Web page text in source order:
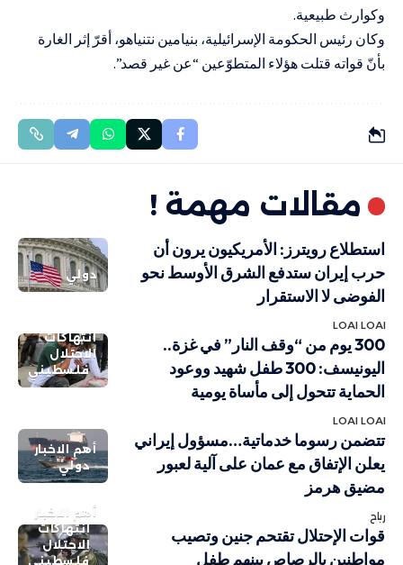
وكوارث طبيعية.
وكان رئيس الحكومة الإسرائيلية، بنيامين نتنياهو، أقرّ إثر الغارة
بأنّ قواته قتلت هؤلاء المتطوّعين “عن غير قصد”.
مقالات مهمة !
دولي
استطلاع رويترز: الأمريكيون يرون أن
حرب إيران ستدفع الشرق الأوسط نحو
الفوضى لا الاستقرار
LOAI LOAI
انتهاكات
الاحتلال
فلسطيني
300 يوم من “وقف النار” في غزة..
اليونيسف: 300 طفل شهيد ووعود
الحماية تتحول إلى مأساة يومية
LOAI LOAI
أهم الاخبار
دولي
تتضمن رسوما خدماتية…مسؤول إيراني
يعلن الإتفاق مع عمان على آلية لعبور
مضيق هرمز
رباح
أهم الاخبار
انتهاكات
الاحتلال
فلسطيني
قوات الإحتلال تقتحم جنين وتصيب
مواطنين بالرصاص بينهم طفل